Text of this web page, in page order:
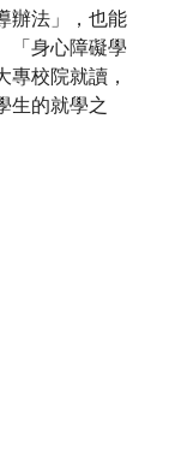
辦法」，也能
「身心障礙學
校院就讀，
生的就學之